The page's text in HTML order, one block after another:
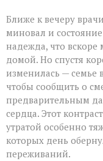
Ближе к вечеру
миновал и
надежда, что
домой. Но спустя
изменилась — семье
чтобы сообщить о
предварительным
сердца. Этот
утратой особенно
которых день
переживаний.